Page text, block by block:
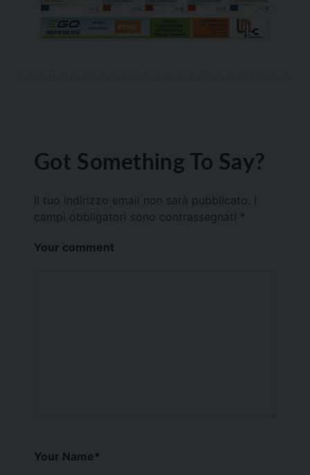
Got Something To Say?
Il tuo indirizzo email non sarà pubblicato.
campi obbligatori sono contrassegnati *
Your comment
Your Name*